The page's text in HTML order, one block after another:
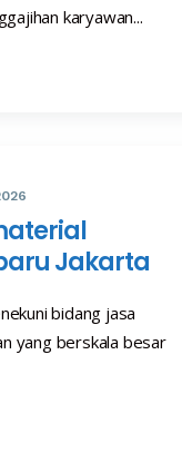
karyawan...
Jakarta
bidang jasa
yang berskala besar